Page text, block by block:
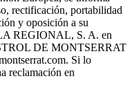
rectificación, portabilidad
y oposición a su
REGIONAL, S. A. en
DE MONTSERRAT
Si lo
reclamación en